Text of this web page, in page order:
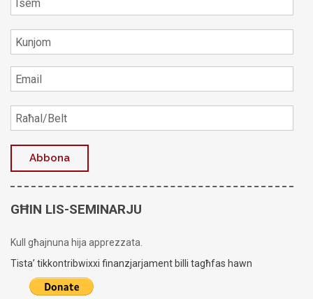
GĦIN LIS-SEMINARJU
Kull għajnuna hija apprezzata.
Tista’ tikkontribwixxi finanzjarjament billi tagħfas hawn